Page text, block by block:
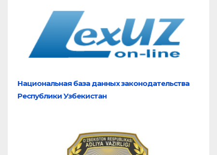
Национальная база данных законодательства
Республики Узбекистан